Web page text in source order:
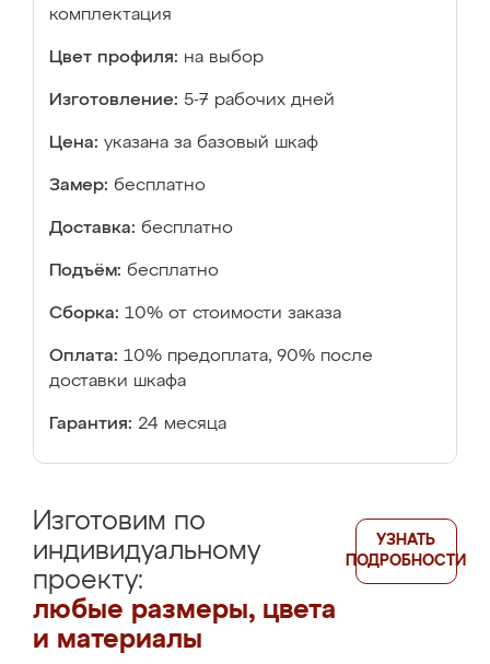
комплектация
Цвет профиля: на выбор
Изготовление: 5-7 рабочих дней
Цена: указана за базовый шкаф
Замер: бесплатно
Доставка: бесплатно
Подъём: бесплатно
Сборка: 10% от стоимости заказа
Оплата: 10% предоплата, 90% после
доставки шкафа
Гарантия: 24 месяца
Изготовим по
индивидуальному
проекту:
любые размеры, цвета
и материалы
УЗНАТЬ
ПОДРОБНОСТИ